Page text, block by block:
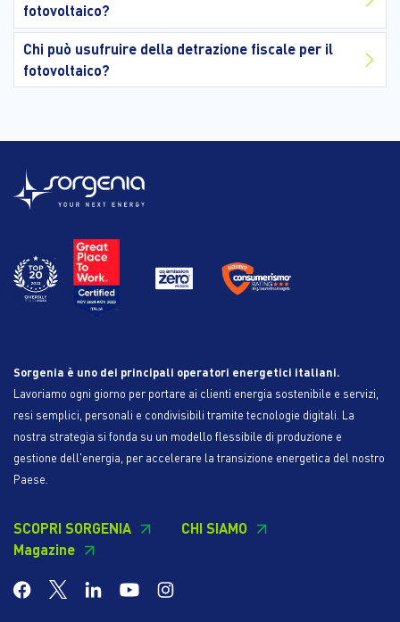
fotovoltaico?
Chi può usufruire della detrazione fiscale per il
fotovoltaico?
Sorgenia è uno dei principali operatori energetici italiani.
Lavoriamo ogni giorno per portare ai clienti energia sostenibile e servizi,
resi semplici, personali e condivisibili tramite tecnologie digitali. La
nostra strategia si fonda su un modello flessibile di produzione e
gestione dell'energia, per accelerare la transizione energetica del nostro
Paese.
SCOPRI SORGENIA
CHI SIAMO
Magazine